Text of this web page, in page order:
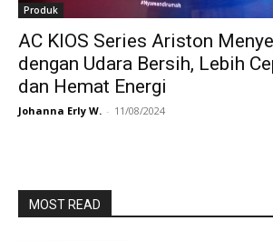
Produk
AC KIOS Series Ariston
dengan Udara Bersih, Lebih
dan Hemat Energi
Johanna Erly W. - 11/08/2024
MOST READ